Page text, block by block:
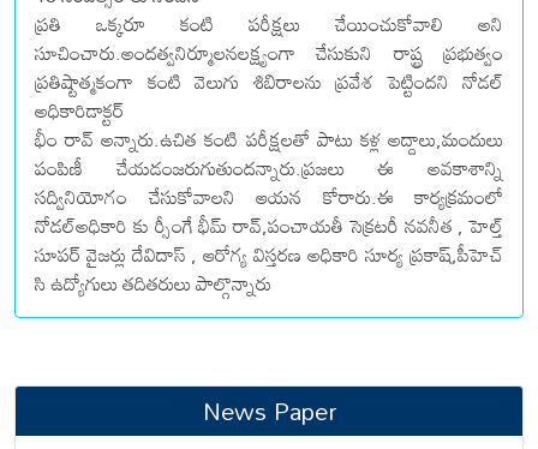
ప్రతి ఒక్కరూ కంటి పరీక్షలు చేయించుకోవాలి అని
సూచించారు.అందత్వనిర్మూలనలక్ష్యంగా చేసుకుని రాష్ట్ర ప్రభుత్వం
ప్రతిష్టాత్మకంగా కంటి వెలుగు శిబిరాలను ప్రవేశ పెట్టిందని నోడల్
అధికారిడాక్టర్
భీం రావ్ అన్నారు.ఉచిత కంటి పరీక్షలతో పాటు కళ్ల అద్దాలు,మందులు
పంపిణీ చేయడంజరుగుతుందన్నారు.ప్రజలు ఈ అవకాశాన్ని
సద్వినియోగం చేసుకోవాలని ఆయన కోరారు.ఈ కార్యక్రమంలో
నోడల్అధికారి కు ర్సీంగే భీమ్ రావ్,పంచాయతీ సెక్రటరీ నవనీత , హెల్త్
సూపర్ వైజర్లు దేవిదాస్ , ఆరోగ్య విస్తరణ అధికారి సూర్య ప్రకాష్,పీహెచ్
సి ఉద్యోగులు తదితరులు పాల్గొన్నారు
News Paper